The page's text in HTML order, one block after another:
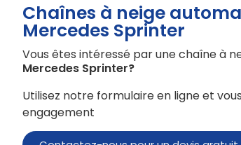
Chaînes à neige
Mercedes Sprinter
Vous êtes intéressé par une chaîne à
Mercedes Sprinter?
Utilisez notre formulaire en ligne et
engagement